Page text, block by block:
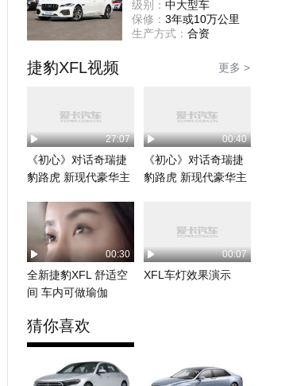
级别： 中大型车
保修： 3年或10万公里
生产方式： 合资
捷豹XFL视频 更多 >
27:07
《初心》对话奇瑞捷
豹路虎 新现代豪华主
心？...
00:40
《初心》对话奇瑞捷
豹路虎 新现代豪华主
00:30
全新捷豹XFL 舒适空
间 车内可做瑜伽
00:07
XFL车灯效果演示
猜你喜欢